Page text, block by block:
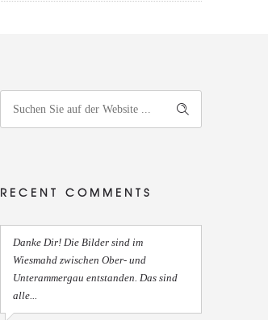
RECENT COMMENTS
Danke Dir! Die Bilder sind im
Wiesmahd zwischen Ober- und
Unterammergau entstanden. Das sind
alle...